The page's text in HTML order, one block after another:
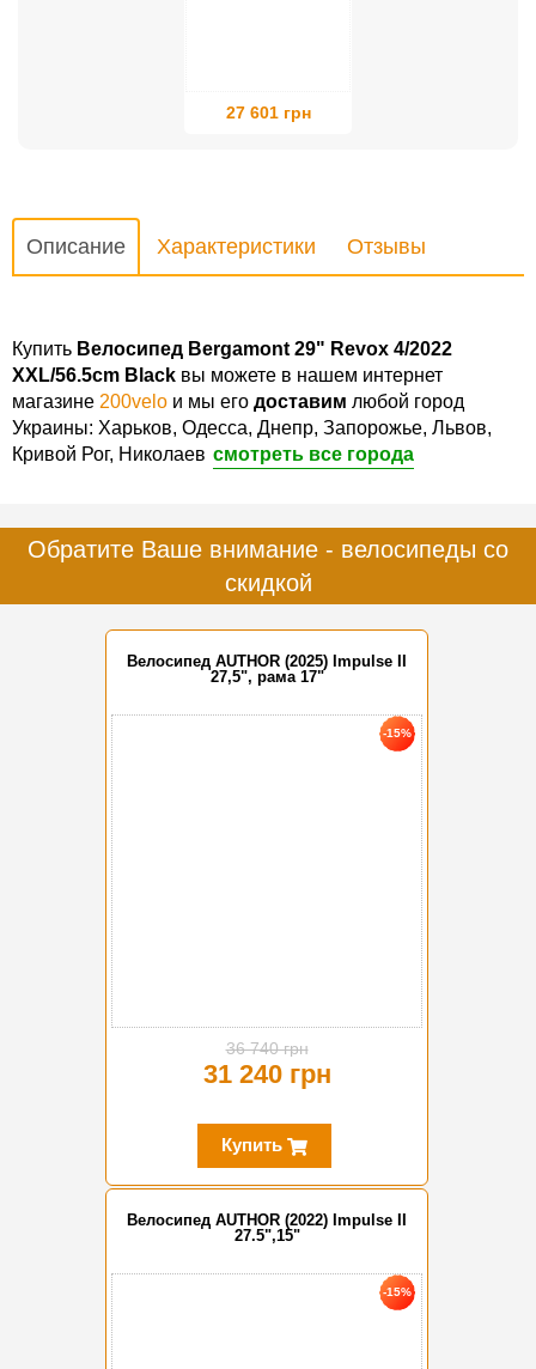
27 601 грн
Описание Характеристики Отзывы
Купить Велосипед Bergamont 29" Revox 4/2022
XXL/56.5cm Black вы можете в нашем интернет
магазине 200velo и мы его доставим любой город
Украины: Харьков, Одесса, Днепр, Запорожье, Львов,
Кривой Рог, Николаев смотреть все города
Обратите Ваше внимание - велосипеды со
скидкой
Велосипед AUTHOR (2025) Impulse II
27,5", рама 17"
-15%
36 740 грн
31 240 грн
Купить
Велосипед AUTHOR (2022) Impulse II
27.5",15"
-15%